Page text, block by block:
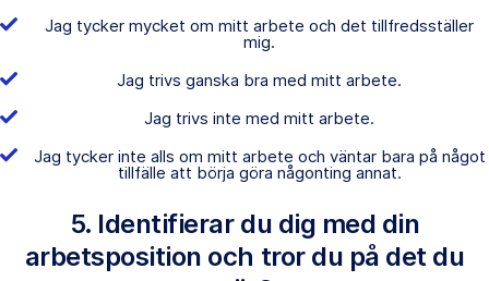
Jag tycker mycket om mitt arbete och det tillfredsställer
mig.
Jag trivs ganska bra med mitt arbete.
Jag trivs inte med mitt arbete.
Jag tycker inte alls om mitt arbete och väntar bara på något
tillfälle att börja göra någonting annat.
5. Identifierar du dig med din
arbetsposition och tror du på det du